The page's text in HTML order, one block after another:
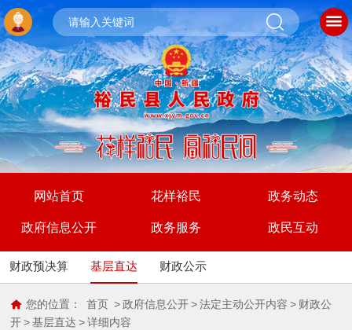
网站首页 花样裕民 政务动态
政府信息公开 政务服务 政民互动
财政预决算 基层直达 财政公示
您的位置： 首页 > 政府信息公开 > 法定主动公开内容 > 财政公
开 > 基层直达 > 详细内容